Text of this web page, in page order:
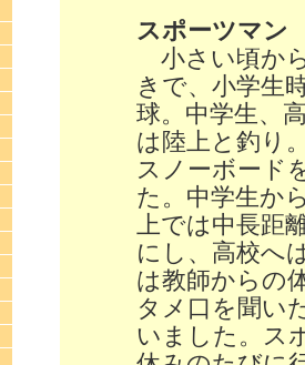
スポーツマン
小さい頃か
きで、小学生
球。中学生、
は陸上と釣り
スノーボード
た。中学生か
上では中長距
にし、高校へ
は教師からの
タメ口を聞い
いました。ス